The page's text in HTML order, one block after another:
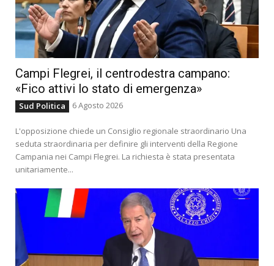
Campi Flegrei, il centrodestra campano:
«Fico attivi lo stato di emergenza»
Sud Politica 6 Agosto 2026
L'opposizione chiede un Consiglio regionale straordinario Una
seduta straordinaria per definire gli interventi della Regione
Campania nei Campi Flegrei. La richiesta è stata presentata
unitariamente...